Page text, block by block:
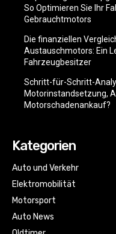
So Optimieren Sie Ihr
Gebrauchtmotors
Die finanziellen
Austauschmotors: Ein
Fahrzeugbesitzer
Schritt-für-Schritt-
Motorinstandsetzung,
Motorschadenankauf?
Kategorien
Auto und Verkehr
Elektromobilität
Motorsport
Auto News